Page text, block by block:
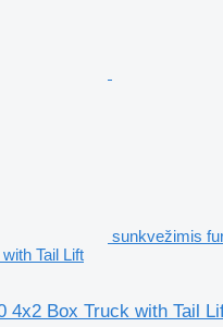
sunkvežimis
Tail Lift
4x2 Box Truck with Tail